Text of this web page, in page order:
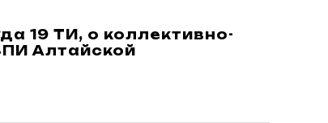
19 ТИ, о коллективно-
Алтайской